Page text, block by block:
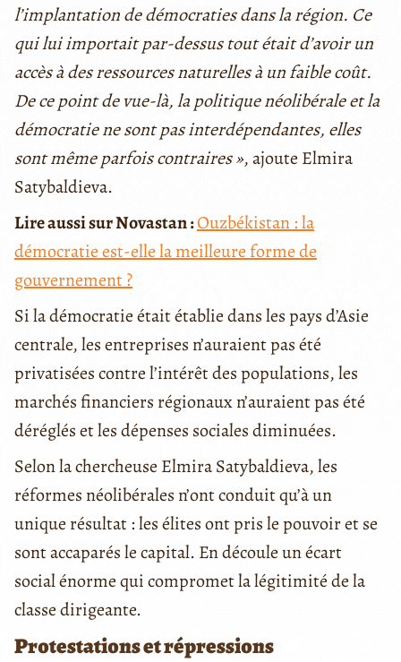
l’implantation de démocraties dans la région. Ce
qui lui importait par-dessus tout était d’avoir un
accès à des ressources naturelles à un faible coût.
De ce point de vue-là, la politique néolibérale et la
démocratie ne sont pas interdépendantes, elles
sont même parfois contraires », ajoute Elmira
Satybaldieva.
Lire aussi sur Novastan :Ouzbékistan : la
démocratie est-elle la meilleure forme de
gouvernement ?
Si la démocratie était établie dans les pays d’Asie
centrale, les entreprises n’auraient pas été
privatisées contre l’intérêt des populations, les
marchés financiers régionaux n’auraient pas été
déréglés et les dépenses sociales diminuées.
Selon la chercheuse Elmira Satybaldieva, les
réformes néolibérales n’ont conduit qu’à un
unique résultat : les élites ont pris le pouvoir et se
sont accaparés le capital. En découle un écart
social énorme qui compromet la légitimité de la
classe dirigeante.
Protestations et répressions